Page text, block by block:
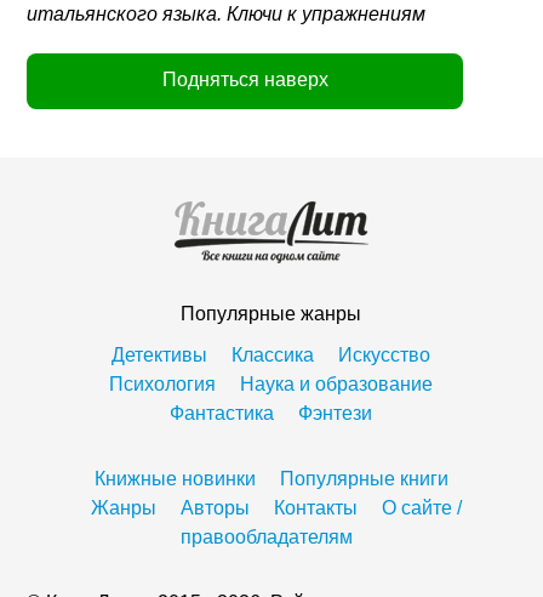
итальянского языка. Ключи к упражнениям
Подняться наверх
Популярные жанры
Детективы
Классика
Искусство
Психология
Наука и образование
Фантастика
Фэнтези
Книжные новинки
Популярные книги
Жанры
Авторы Контакты
О сайте /
правообладателям